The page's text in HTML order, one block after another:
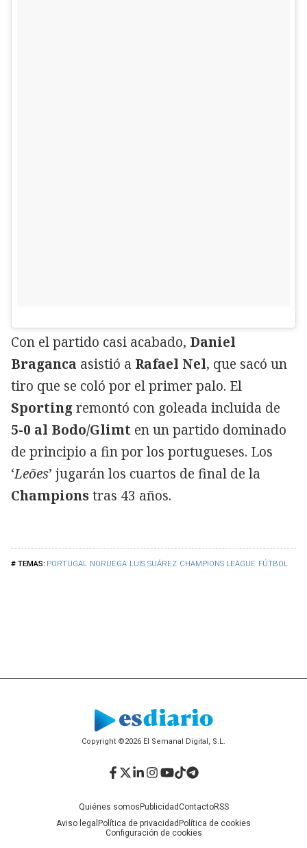
PORTUGAL NORUEGA LUIS SUÁREZ CHAMPIONS LEAGUE FÚTBOL
Con el partido casi acabado, Daniel
Braganca asistió a Rafael Nel, que sacó un
tiro que se coló por el primer palo. El
Sportingremontó con goleada incluida de
5-0 al Bodo/Glimt en un partido dominado
de principio a fin por los portugueses. Los
‘Leões’ jugarán los cuartos de final de la
Championstras 43 años.
Copyright ©2026 El Semanal Digital, S.L.
Quiénes somos PublicidadContactoRSS
Aviso legal Política de privacidad Política de cookies
Configuración de cookies
Facebook
Twitter
LinkedIn
Instagram
YouTube
TikTok
Telegram